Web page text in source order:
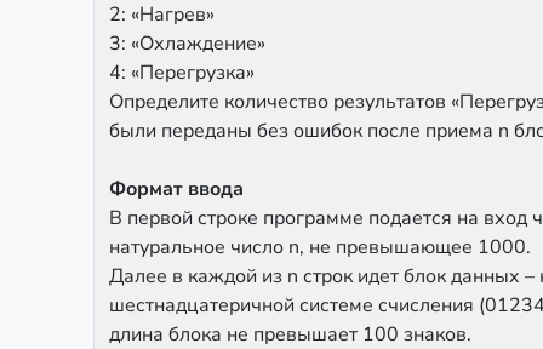
2: «Нагрев»
3: «Охлаждение»
4: «Перегрузка»
Определите количество результатов
были переданы без ошибок после приема n
Формат ввода
В первой строке программе подается на вход
натуральное число n, не превышающее 1000.
Далее в каждой из n строк идет блок данных
шестнадцатеричной системе счисления
длина блока не превышает 100 знаков.